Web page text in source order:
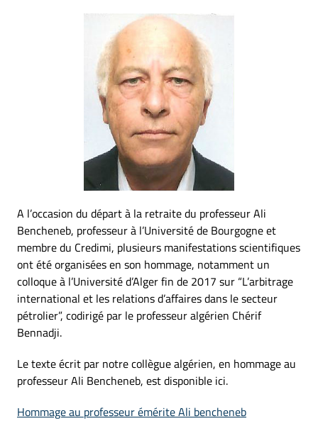
A l’occasion du départ à la retraite du professeur Ali
Bencheneb, professeur à l’Université de Bourgogne et
membre du Credimi, plusieurs manifestations scientifiques
ont été organisées en son hommage, notamment un
colloque à l’Université d’Alger fin de 2017 sur “L’arbitrage
international et les relations d’affaires dans le secteur
pétrolier”, codirigé par le professeur algérien Chérif
Bennadji.
Le texte écrit par notre collègue algérien, en hommage au
professeur Ali Bencheneb, est disponible ici.
Hommage au professeur émérite Ali bencheneb